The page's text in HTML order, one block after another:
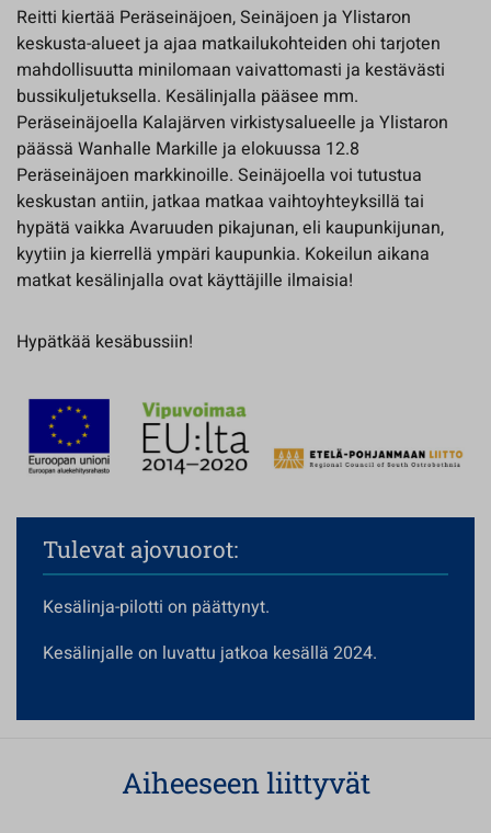
Reitti kiertää Peräseinäjoen, Seinäjoen ja Ylistaron
keskusta-alueet ja ajaa matkailukohteiden ohi tarjoten
mahdollisuutta minilomaan vaivattomasti ja kestävästi
bussikuljetuksella. Kesälinjalla pääsee mm.
Peräseinäjoella Kalajärven virkistysalueelle ja Ylistaron
päässä Wanhalle Markille ja elokuussa 12.8
Peräseinäjoen markkinoille. Seinäjoella voi tutustua
keskustan antiin, jatkaa matkaa vaihtoyhteyksillä tai
hypätä vaikka Avaruuden pikajunan, eli kaupunkijunan,
kyytiin ja kierrellä ympäri kaupunkia. Kokeilun aikana
matkat kesälinjalla ovat käyttäjille ilmaisia!
Hypätkää kesäbussiin!
Tulevat ajovuorot:
Kesälinja-pilotti on päättynyt.
Kesälinjalle on luvattu jatkoa kesällä 2024.
Aiheeseen liittyvät